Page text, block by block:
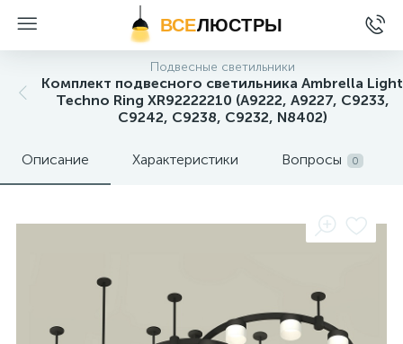
ВСЕЛЮСТРЫ
Подвесные светильники
Комплект подвесного светильника Ambrella Light
Techno Ring XR92222210 (A9222, A9227, C9233,
C9242, C9238, C9232, N8402)
Описание Характеристики Вопросы 0